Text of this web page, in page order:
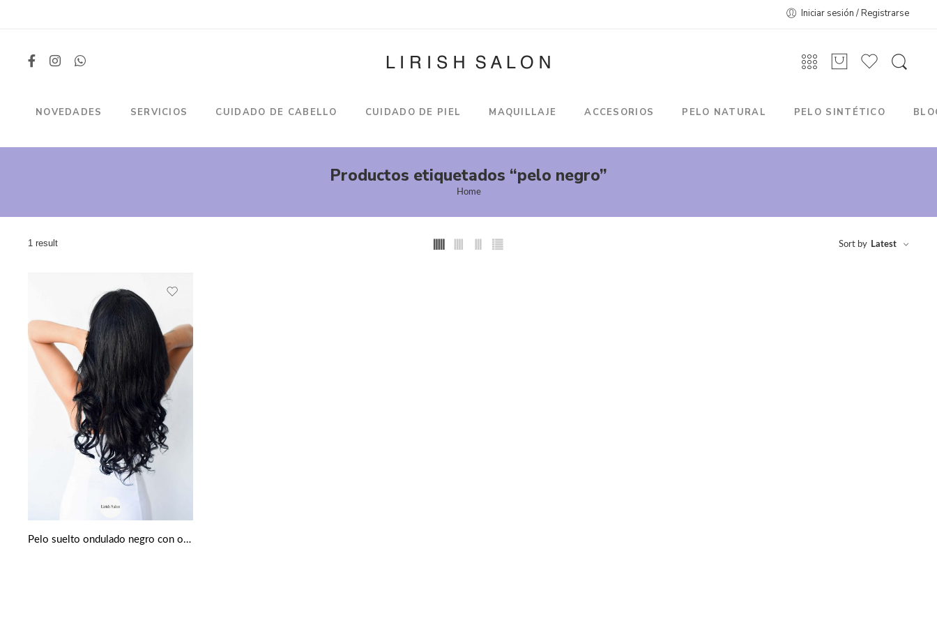
Iniciar sesión / Registrarse
NOVEDADES SERVICIOS CUIDADO DE CABELLO CUIDADO DE PIEL MAQUILLAJE ACCESORIOS PELO NATURAL PELO SINTÉTICO
Productos etiquetados “pelo negro”
Home
1 result Sort by Latest
Pelo suelto ondulado negro con ondas